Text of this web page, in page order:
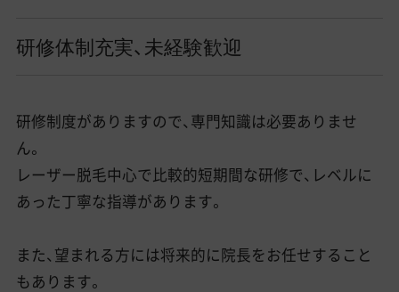
研修体制充実、未経験歓迎
研修制度がありますので、専門知識は必要ありませ
ん。
レーザー脱毛中心で比較的短期間な研修で、レベルに
あった丁寧な指導があります。
また、望まれる方には将来的に院長をお任せすること
もあります。